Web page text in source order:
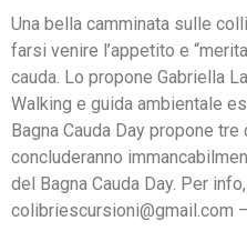
Una bella camminata sulle
farsi venire l’appetito e
cauda. Lo propone Gabriella
Walking e guida ambientale
Bagna Cauda Day propone
concluderanno
del Bagna Cauda Day. Per
colibriescursioni@gmail.com